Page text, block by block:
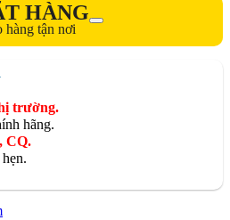
HÀNG
hàng tận nơi
trường.
hãng.
CQ.